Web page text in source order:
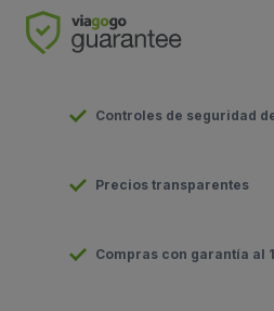
Controles de seguridad
Precios transparentes
Compras con garantía al